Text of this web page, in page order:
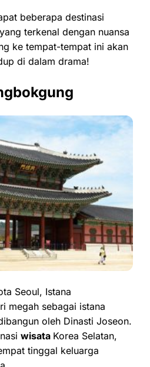
beberapa destinasi
yang terkenal dengan nuansa
ke tempat-tempat ini akan
di dalam drama!
Seoul, Istana
megah sebagai istana
oleh Dinasti Joseon.
wisata Korea Selatan,
tinggal keluarga